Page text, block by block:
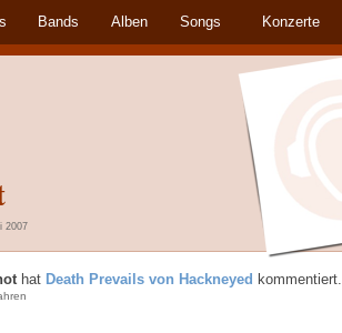
Bands Alben Songs Konzerte
2007
hat Death Prevails von Hackneyed kommentiert.